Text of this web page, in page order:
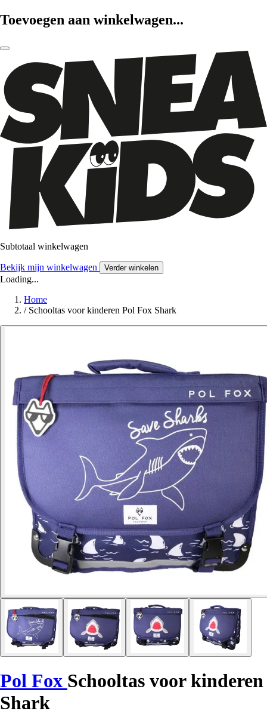
Toevoegen aan winkelwagen...
Subtotaal winkelwagen
Bekijk mijn winkelwagen Verder winkelen
Loading...
Home
/ Schooltas voor kinderen Pol Fox Shark
Pol Fox Schooltas voor kinderen
Shark